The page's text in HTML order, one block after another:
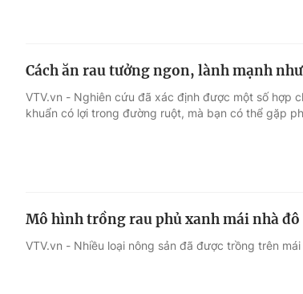
Cách ăn rau tưởng ngon, lành mạnh
VTV.vn - Nghiên cứu đã xác định được một số hợp
khuẩn có lợi trong đường ruột, mà bạn có thể gặp
Mô hình trồng rau phủ xanh mái nhà
VTV.vn - Nhiều loại nông sản đã được trồng trên